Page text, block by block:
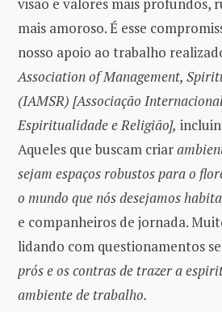
visão e valores mais profundos,
mais amoroso. É esse
nosso apoio ao trabalho
Association of Management,
(IAMSR) [Associação
Espiritualidade e Religião],
Aqueles que buscam criar
sejam espaços robustos para o
o mundo que nós desejamos
e companheiros de jornada.
lidando com questionamentos
prós e os contras de trazer a
ambiente de trabalho.